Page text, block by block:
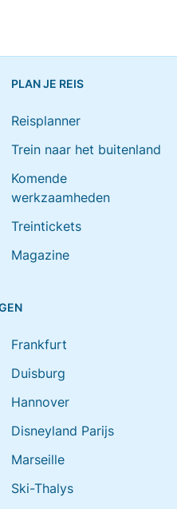
PLAN JE REIS
Reisplanner
Trein naar het buitenland
Komende
werkzaamheden
Treintickets
Magazine
Frankfurt
Duisburg
Hannover
Disneyland Parijs
Marseille
Ski-Thalys